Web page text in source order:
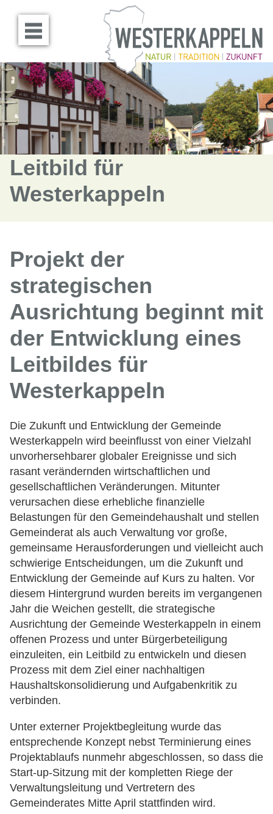
Menü öffnen
Leitbild für
Westerkappeln
Projekt der
strategischen
Ausrichtung beginnt mit
der Entwicklung eines
Leitbildes für
Westerkappeln
Die Zukunft und Entwicklung der Gemeinde
Westerkappeln wird beeinflusst von einer Vielzahl
unvorhersehbarer globaler Ereignisse und sich
rasant verändernden wirtschaftlichen und
gesellschaftlichen Veränderungen. Mitunter
verursachen diese erhebliche finanzielle
Belastungen für den Gemeindehaushalt und stellen
Gemeinderat als auch Verwaltung vor große,
gemeinsame Herausforderungen und vielleicht auch
schwierige Entscheidungen, um die Zukunft und
Entwicklung der Gemeinde auf Kurs zu halten. Vor
diesem Hintergrund wurden bereits im vergangenen
Jahr die Weichen gestellt, die strategische
Ausrichtung der Gemeinde Westerkappeln in einem
offenen Prozess und unter Bürgerbeteiligung
einzuleiten, ein Leitbild zu entwickeln und diesen
Prozess mit dem Ziel einer nachhaltigen
Haushaltskonsolidierung und Aufgabenkritik zu
verbinden.
Unter externer Projektbegleitung wurde das
entsprechende Konzept nebst Terminierung eines
Projektablaufs nunmehr abgeschlossen, so dass die
Start-up-Sitzung mit der kompletten Riege der
Verwaltungsleitung und Vertretern des
Gemeinderates Mitte April stattfinden wird.